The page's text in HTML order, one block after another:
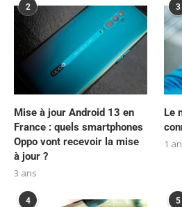
2
Mise à jour Android 13 en
France : quels smartphones
Oppo vont recevoir la mise
à jour ?
3 ans
3
Le
1 an
4 5